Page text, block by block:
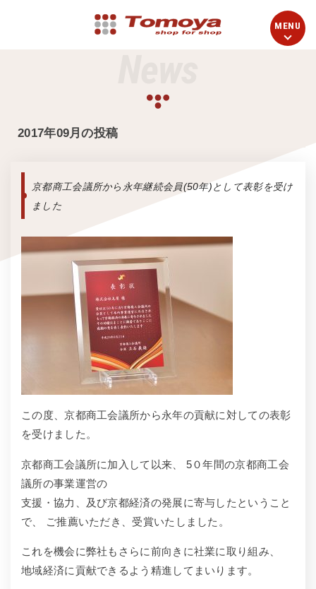
2017年09月の投稿
京都商工会議所から永年継続会員(50年)として表彰を受け
ました
この度、京都商工会議所から永年の貢献に対しての表彰
を受けました。
京都商工会議所に加入して以来、 5０年間の京都商工会
議所の事業運営の
支援・協力、及び京都経済の発展に寄与したということ
で、 ご推薦いただき、受賞いたしました。
これを機会に弊社もさらに前向きに社業に取り組み、
地域経済に貢献できるよう精進してまいります。